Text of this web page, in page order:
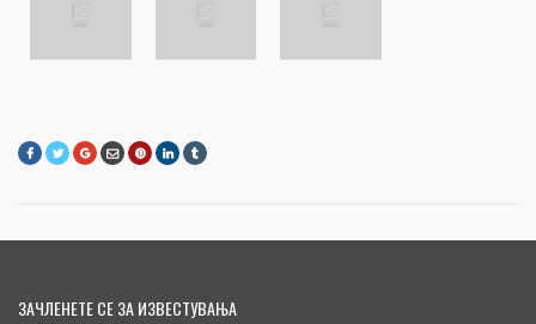
ЗАЧЛЕНЕТЕ СЕ ЗА ИЗВЕСТУВАЊА